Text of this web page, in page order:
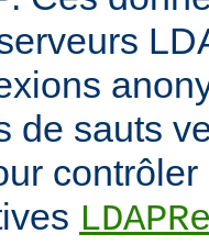
de sauts